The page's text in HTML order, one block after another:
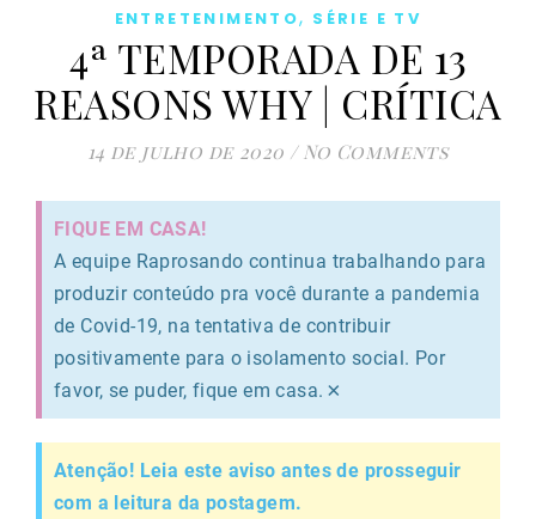
ENTRETENIMENTO, SÉRIE E TV
4ª TEMPORADA DE 13
REASONS WHY | CRÍTICA
14 de julho de 2020 / No Comments
FIQUE EM CASA!
A equipe Raprosando continua trabalhando para
produzir conteúdo pra você durante a pandemia
de Covid-19, na tentativa de contribuir
positivamente para o isolamento social. Por
favor, se puder, fique em casa. ×
Atenção! Leia este aviso antes de prosseguir
com a leitura da postagem.